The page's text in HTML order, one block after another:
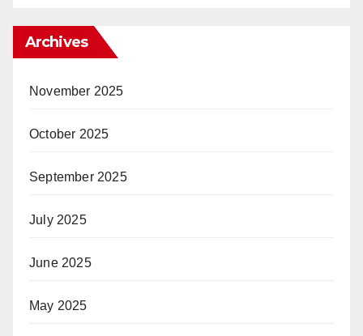
Archives
November 2025
October 2025
September 2025
July 2025
June 2025
May 2025